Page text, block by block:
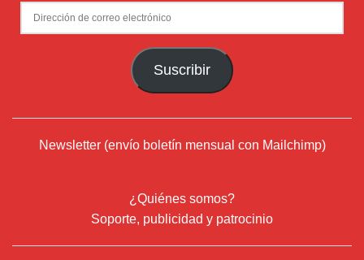
Dirección
de
Suscribir
Newsletter (envío boletín mensual con Mailchimp)
¿Quiénes somos?
Soporte, publicidad y patrocinio